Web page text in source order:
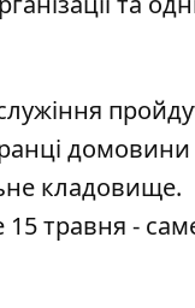
домовини
кладовище.
травня -